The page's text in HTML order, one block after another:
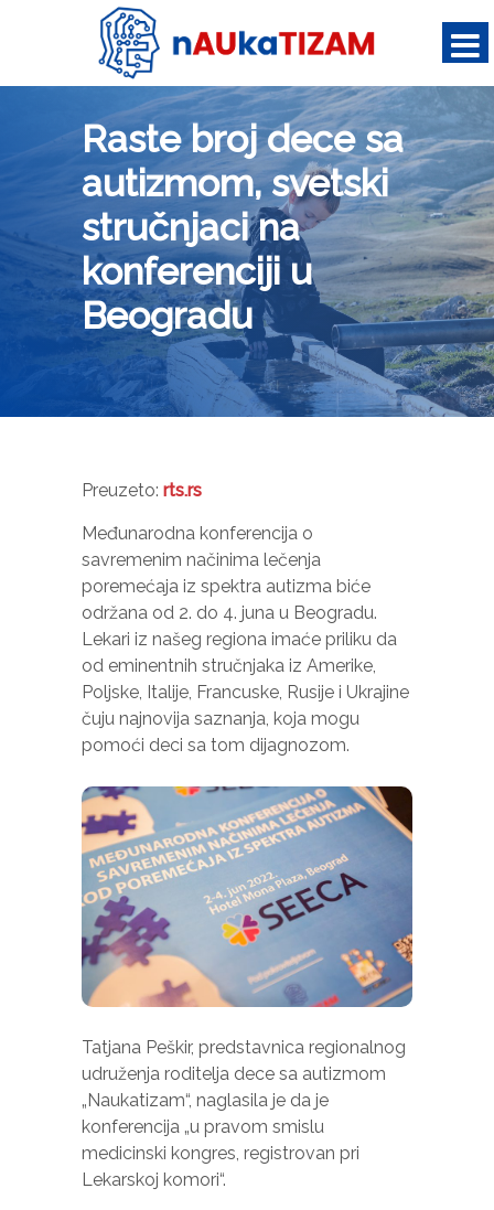
Raste broj dece sa
autizmom, svetski
stručnjaci na
konferenciji u
Beogradu
Preuzeto: rts.rs
Međunarodna konferencija o
savremenim načinima lečenja
poremećaja iz spektra autizma biće
održana od 2. do 4. juna u Beogradu.
Lekari iz našeg regiona imaće priliku da
od eminentnih stručnjaka iz Amerike,
Poljske, Italije, Francuske, Rusije i Ukrajine
čuju najnovija saznanja, koja mogu
pomoći deci sa tom dijagnozom.
Tatjana Peškir, predstavnica regionalnog
udruženja roditelja dece sa autizmom
„Naukatizam“, naglasila je da je
konferencija „u pravom smislu
medicinski kongres, registrovan pri
Lekarskoj komori“.
Neophodno
nisu izborni.
Oni su
potrebni za
web stranice.
Statistika
Kako bismo
poboljšali